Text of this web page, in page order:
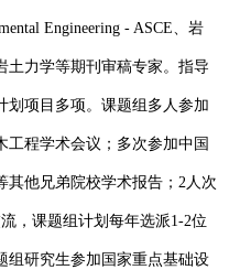
Engineering - ASCE、岩
土力学等期刊审稿专家。指导
划项目 多项。课题组 多人参加
程学术会议； 多次参加中国
他兄弟院校学术报告； 2人 次
，课题组计划每年选派1-2位
组研究生参加国家重点基础设